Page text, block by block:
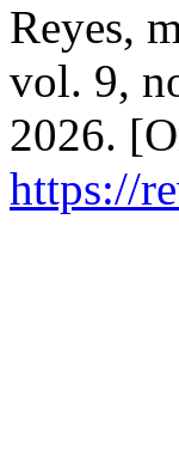
Reyes,
vol. 9,
2026.
https://